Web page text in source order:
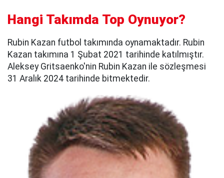
Hangi Takımda Top Oynuyor?
Rubin Kazan futbol takımında oynamaktadır. Rubin
Kazan takımına 1 Şubat 2021 tarihinde katılmıştır.
Aleksey Gritsaenko'nin Rubin Kazan ile sözleşmesi
31 Aralık 2024 tarihinde bitmektedir.